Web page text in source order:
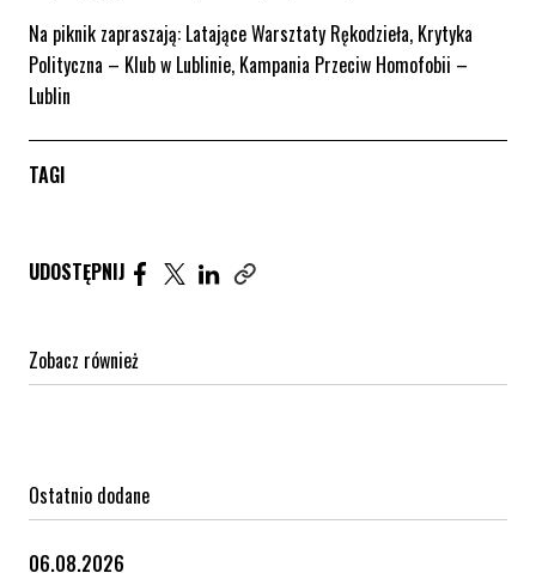
Na piknik zapraszają: Latające Warsztaty Rękodzieła, Krytyka
Polityczna – Klub w Lublinie, Kampania Przeciw Homofobii –
Lublin
TAGI
UDOSTĘPNIJ Udostępnij artykuł na Facebook. Strona otwiera się
Udostępnij artykuł na Twitter. Strona otwiera
Udostępnij artykuł na Linkedin. Strona
Zobacz również
Ostatnio dodane
06.08.2026